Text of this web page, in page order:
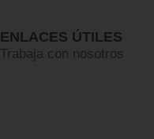
ENLACES ÚTILES
Trabaja con nosotros